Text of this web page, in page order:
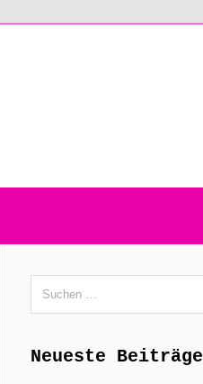
Suchen
nach:
Neueste Beiträge